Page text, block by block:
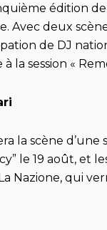
édition
Avec deux
de DJ
la session «
la scène d’une
le 19 août, et
Nazione, qui